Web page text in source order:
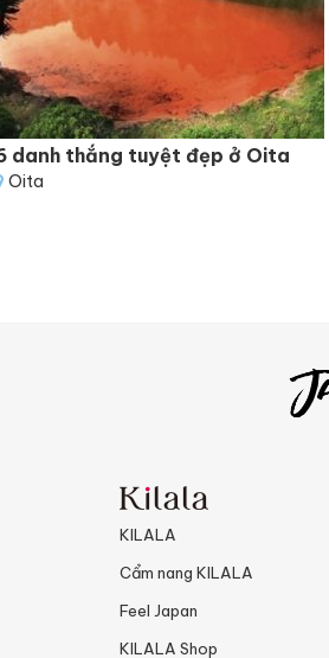
danh thắng tuyệt đẹp ở Oita
Oita
KILALA
Cẩm nang KILALA
Feel Japan
KILALA Shop